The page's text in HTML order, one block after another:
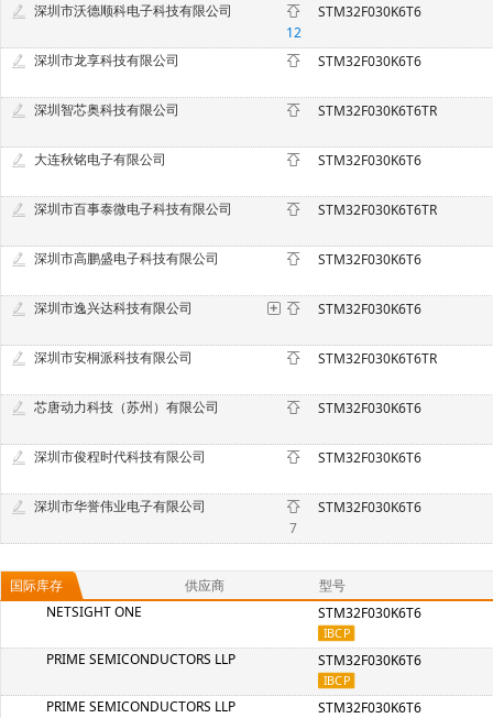
深圳市沃德顺科电子科技有限公司
12
STM32F030K6T6
深圳市龙享科技有限公司 STM32F030K6T6
深圳智芯奥科技有限公司 STM32F030K6T6TR
大连秋铭电子有限公司 STM32F030K6T6
深圳市百事泰微电子科技有限公司 STM32F030K6T6TR
深圳市高鹏盛电子科技有限公司 STM32F030K6T6
深圳市逸兴达科技有限公司 STM32F030K6T6
深圳市安桐派科技有限公司 STM32F030K6T6TR
芯唐动力科技（苏州）有限公司 STM32F030K6T6
深圳市俊程时代科技有限公司 STM32F030K6T6
深圳市华誉伟业电子有限公司
7
STM32F030K6T6
国际库存 供应商
型号
NETSIGHT ONE
STM32F030K6T6
PRIME SEMICONDUCTORS LLP STM32F030K6T6
PRIME SEMICONDUCTORS LLP STM32F030K6T6